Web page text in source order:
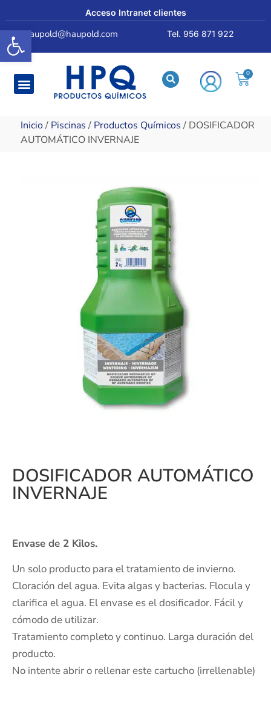
Abrir barra de herramientas
Acceso Intranet clientes
haupold@haupold.com Tel. 956 871 922
Inicio/ Piscinas/ Productos Químicos/ DOSIFICADOR
AUTOMÁTICO INVERNAJE
DOSIFICADOR AUTOMÁTICO
INVERNAJE
Envase de 2 Kilos.
Un solo producto para el tratamiento de invierno.
Cloración del agua. Evita algas y bacterias. Flocula y
clarifica el agua. El envase es el dosificador. Fácil y
cómodo de utilizar.
Tratamiento completo y continuo. Larga duración del
producto.
No intente abrir o rellenar este cartucho (irrellenable)